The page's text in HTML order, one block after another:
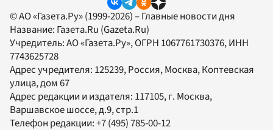
© АО «Газета.Ру» (1999-2026) – Главные новости дня
Название: Газета.Ru (Gazeta.Ru)
Учредитель:АО «Газета.Ру», ОГРН 1067761730376, ИНН
7743625728
Адрес учредителя: 125239, Россия, Москва, Коптевская
улица, дом 67
Адрес редакции и издателя: 117105, г. Москва,
Варшавское шоссе, д.9, стр.1
Телефон редакции:+7 (495) 785-00-12